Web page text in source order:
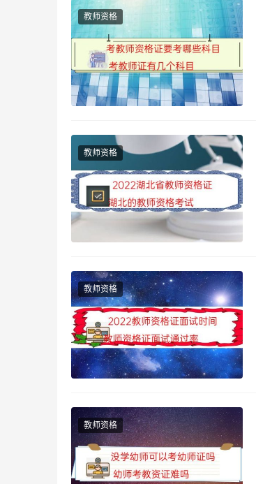
教师资格
教师资格
教师资格
教师资格